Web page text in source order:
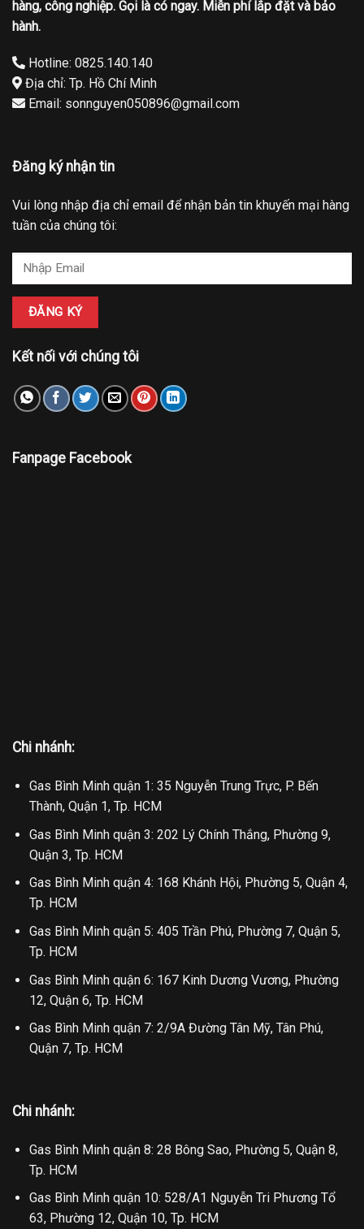
hàng, công nghiệp. Gọi là có ngay. Miễn phí lắp đặt và bảo
hành.
Hotline: 0825.140.140
Địa chỉ: Tp. Hồ Chí Minh
Email: sonnguyen050896@gmail.com
Đăng ký nhận tin
Vui lòng nhập địa chỉ email để nhận bản tin khuyến mại hàng
tuần của chúng tôi:
Kết nối với chúng tôi
Fanpage Facebook
Chi nhánh:
Gas Bình Minh quận 1: 35 Nguyễn Trung Trực, P. Bến
Thành, Quận 1, Tp. HCM
Gas Bình Minh quận 3: 202 Lý Chính Thắng, Phường 9,
Quận 3, Tp. HCM
Gas Bình Minh quận 4: 168 Khánh Hội, Phường 5, Quận 4,
Tp. HCM
Gas Bình Minh quận 5: 405 Trần Phú, Phường 7, Quận 5,
Tp. HCM
Gas Bình Minh quận 6: 167 Kinh Dương Vương, Phường
12, Quận 6, Tp. HCM
Gas Bình Minh quận 7: 2/9A Đường Tân Mỹ, Tân Phú,
Quận 7, Tp. HCM
Chi nhánh:
Gas Bình Minh quận 8: 28 Bông Sao, Phường 5, Quận 8,
Tp. HCM
Gas Bình Minh quận 10: 528/A1 Nguyễn Tri Phương Tổ
63, Phường 12, Quận 10, Tp. HCM